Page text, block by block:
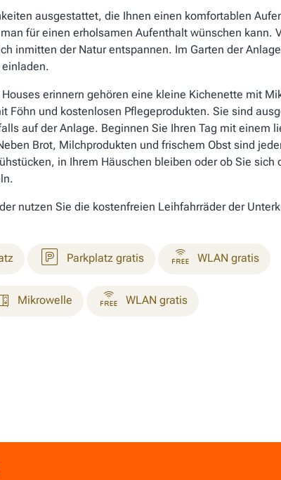
ausgestattet, die Ihnen einen komfortablen
für einen erholsamen Aufenthalt wünschen kann.
inmitten der Natur entspannen. Im Garten der
erinnern gehören eine kleine Kichenette mit
Föhn und kostenlosen Pflegeprodukten. Sie sind
auf der Anlage. Beginnen Sie Ihren Tag mit einem
Brot, Milchprodukten und frischem Obst sind
in Ihrem Häuschen bleiben oder ob Sie sich
nutzen Sie die kostenfreien Leihfahrräder der
Parkplatz gratis WLAN gratis
Mikrowelle WLAN gratis